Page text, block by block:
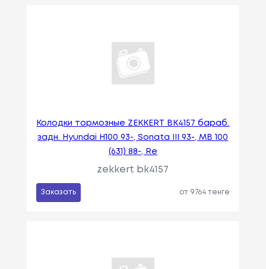
Колодки тормозные ZEKKERT BK4157 бараб.
задн. Hyundai H100 93-, Sonata III 93-, MB 100
(631) 88-, Re
zekkert bk4157
Заказать от 9764 тенге